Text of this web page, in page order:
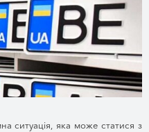
ситуація, яка може статися з